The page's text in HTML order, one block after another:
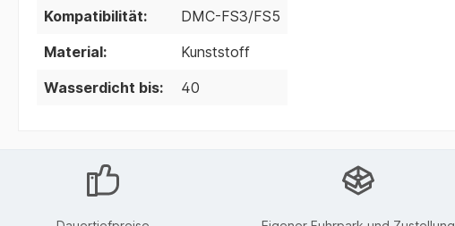
Kompatibilität:
DMC-FS3/FS5
Material:
Kunststoff
Wasserdicht bis:
40